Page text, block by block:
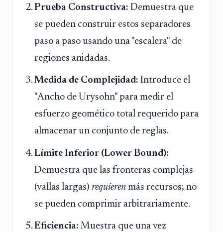
Prueba Constructiva: Demuestra que
se pueden construir estos separadores
paso a paso usando una "escalera" de
regiones anidadas.
Medida de Complejidad: Introduce el
"Ancho de Urysohn" para medir el
esfuerzo geomético total requerido para
almacenar un conjunto de reglas.
Límite Inferior (Lower Bound):
Demuestra que las fronteras complejas
(vallas largas) requieren más recursos; no
se pueden comprimir arbitrariamente.
Eficiencia: Muestra que una vez